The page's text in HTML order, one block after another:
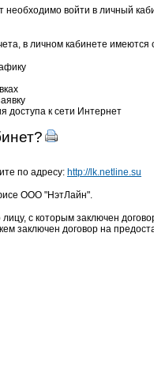
необходимо войти в личный
в личном кабинете имеются
доступа к сети Интернет
по адресу: http://lk.netline.su
ООО "НэтЛайн".
с которым заключен
заключен договор на